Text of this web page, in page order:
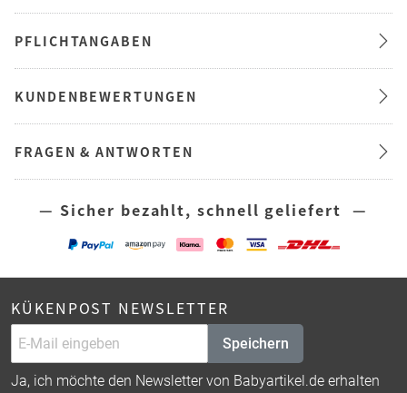
PFLICHTANGABEN
KUNDENBEWERTUNGEN
FRAGEN & ANTWORTEN
— Sicher bezahlt, schnell geliefert —
KÜKENPOST NEWSLETTER
Speichern
Ja, ich möchte den Newsletter von Babyartikel.de erhalten